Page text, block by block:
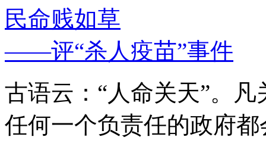
民命贱如草
——评“杀人疫苗”事件
古语云：“人命关天”。
任何一个负责任的政府